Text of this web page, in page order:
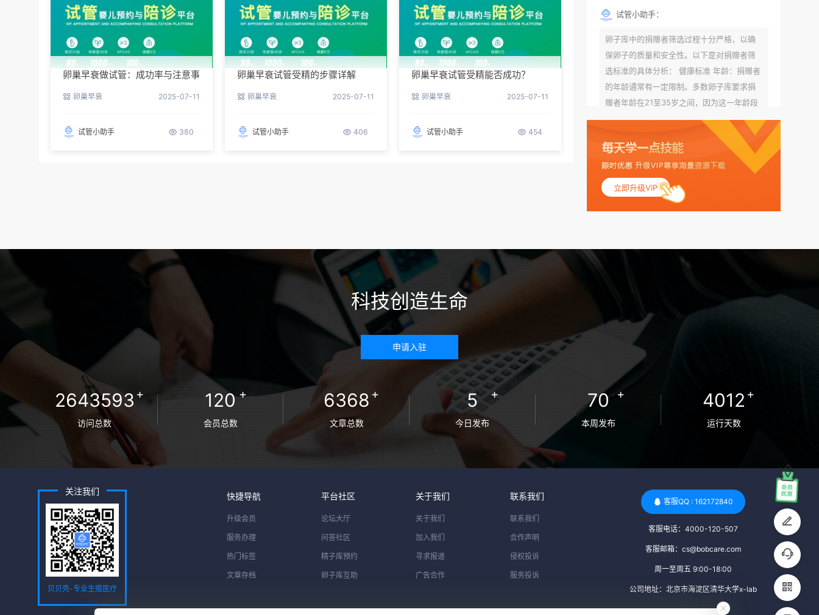
卵巢早衰做试管：成功率与注意事
卵巢早衰 2025-07-11
试管小助手 380
卵巢早衰试管受精的步骤详解
卵巢早衰 2025-07-11
试管小助手 406
卵巢早衰试管受精能否成功？
卵巢早衰 2025-07-11
试管小助手 454
试管小助手：
卵子库中的捐赠者筛选过程十分严格，以确
保卵子的质量和安全性。以下是对捐赠者筛
选标准的具体分析： 健康标准 年龄：捐赠者
的年龄通常有一定限制。多数卵子库要求捐
赠者年龄在21至35岁之间，因为这一年龄段
女性的卵子质量相对较高。不过，不同卵子
库的具体年龄要求可能有所不同。 身体质量
指数（BMI）：捐赠者的BMI通常需要在正常
范围内，以确保其身体健康状况良好。过高
的BMI可能与多种健康问题相关联，包括不孕
症和妊娠并发症。 生殖健康：捐赠者需要有
规律的月经期，无生殖障碍或异常问题。此
赠者及其家庭成员需要无严重的遗传病史、
传染病检查：捐赠者需要进行全面的传染病
检查，包括乙肝、丙肝、HIV、梅毒等。这些
检查旨在确保捐赠者未携带任何可传染给受
卵者的病原体。 药物与生活习惯：捐赠者需
要是非尼古丁使用者、非吸烟者、非吸毒
者，并且未使用可能影响卵子质量的药物，
如某些精神药物和避孕植入物。 学历与心理
标准 学历要求：部分卵子库对捐赠者的学历
为捐赠者，但这并不是绝对的筛选条件。 心
估，以确定其对捐赠过程的态度、理解可能
遇到的问题以及未来与受卵者的关系。这有
助于确保捐赠者在捐赠过程中保持积极的心
态，并理解其捐赠行为的意义。 其他标准 责
尊重预约和时间表。这有助于确保捐赠周期
的顺利进行，并保障受卵者的权益。 面试与
立即升级VIP
科技创造生命
申请入驻
2643593 +
访问总数
120+
会员总数
6368 +
文章总数
5 +
今日发布
70 +
本周发布
4012 +
运行天数
关注我们
贝贝壳-专业生殖医疗
服务
快捷导航
升级会员
服务办理
热门标签
文章存档
平台社区
论坛大厅
问答社区
精子库预约
卵子库互助
关于我们
关于我们
加入我们
寻求报道
广告合作
联系我们
联系我们
合作声明
侵权投诉
服务投诉
客服QQ : 162172840
客服电话：4000-120-507
客服邮箱：cs@bobcare.com
周一至周五 9:00-18:00
公司地址：北京市海淀区清华大学x-lab